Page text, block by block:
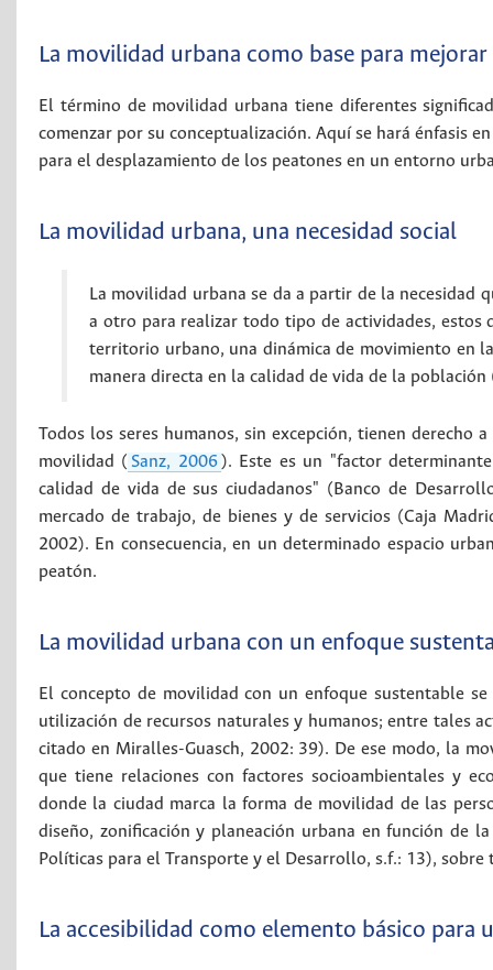
La movilidad urbana como base para
El término de movilidad urbana tiene diferentes
comenzar por su conceptualización. Aquí se hará énfasis
para el desplazamiento de los peatones en un entorno
La movilidad urbana, una necesidad social
La movilidad urbana se da a partir de la necesidad
a otro para realizar todo tipo de actividades, estos
territorio urbano, una dinámica de movimiento en
manera directa en la calidad de vida de la
Todos los seres humanos, sin excepción, tienen
movilidad ( Sanz, 2006 ). Este es un "factor
calidad de vida de sus ciudadanos" (Banco de
mercado de trabajo, de bienes y de servicios (Caja
2002). En consecuencia, en un determinado espacio
peatón.
La movilidad urbana con un enfoque
El concepto de movilidad con un enfoque sustentable
utilización de recursos naturales y humanos; entre tales
citado en Miralles-Guasch, 2002: 39). De ese modo, la
que tiene relaciones con factores socioambientales y
donde la ciudad marca la forma de movilidad de las
diseño, zonificación y planeación urbana en función de
Políticas para el Transporte y el Desarrollo, s.f.: 13),
La accesibilidad como elemento básico para